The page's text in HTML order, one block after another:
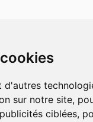
cookies
sur notre site,
ciblées,